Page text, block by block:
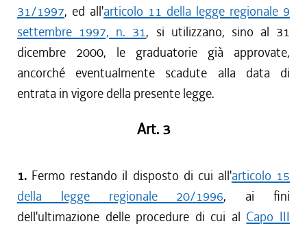
31/1997, ed all'articolo 11 della legge regionale 9
settembre 1997, n. 31, si utilizzano, sino al 31
dicembre 2000, le graduatorie già approvate,
ancorché eventualmente scadute alla data di
entrata in vigore della presente legge.
Art. 3
1. Fermo restando il disposto di cui all'articolo 15
della legge regionale 20/1996, ai fini
dell'ultimazione delle procedure di cui al Capo III